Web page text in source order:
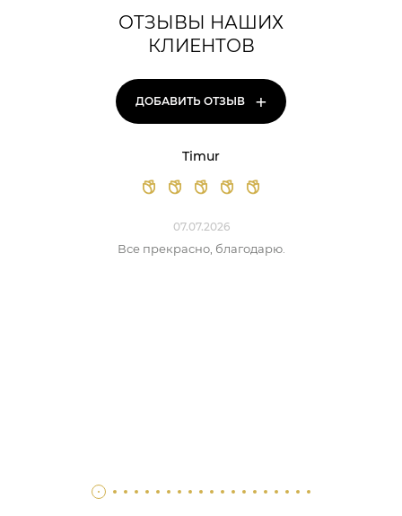
ОТЗЫВЫ НАШИХ
КЛИЕНТОВ
ДОБАВИТЬ ОТЗЫВ +
Timur
07.07.2026
Все прекрасно, благодарю.